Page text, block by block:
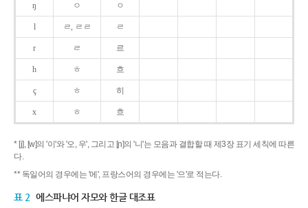
ŋ ㅇ ㅇ
l ㄹ, ㄹㄹ ㄹ
r ㄹ 르
h ㅎ 흐
ç ㅎ 히
x ㅎ 흐
* [j], [w]의 '이'와 '오, 우', 그리고 [ɲ]의 '니'는 모음과 결합할 때 제3장 표기 세칙에 따른
다.
** 독일어의 경우에는 '에', 프랑스어의 경우에는 '으'로 적는다.
표 2 에스파냐어 자모와 한글 대조표